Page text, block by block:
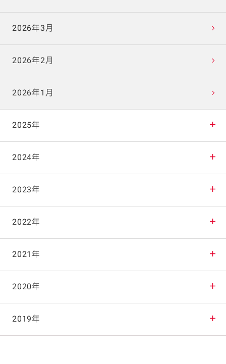
2026年3月
2026年2月
2026年1月
2025年
2025年12月
2025年11月
2025年10月
2025年9月
2025年8月
2025年7月
2024年
2024年12月
2024年11月
2024年10月
2024年9月
2024年8月
2023年
2023年12月
2023年11月
2023年10月
2023年9月
2022年
2022年12月
2022年11月
2022年10月
2021年
2021年12月
2021年11月
2020年
2020年12月
2019年